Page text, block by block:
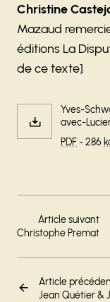
Christine
Mazaud
éditions La
de ce texte]
Yves-
avec-
PDF- 286
Article
Jean Quétier &
Article suivant
Christophe Premat